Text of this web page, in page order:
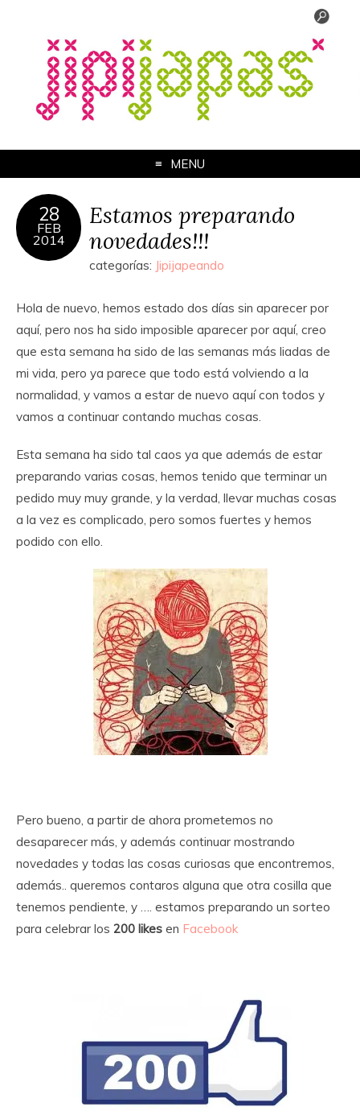
MENU
28
FEB
2014
Estamos preparando
novedades!!!
categorías: Jipijapeando
Hola de nuevo, hemos estado dos días sin aparecer por
aquí, pero nos ha sido imposible aparecer por aquí, creo
que esta semana ha sido de las semanas más liadas de
mi vida, pero ya parece que todo está volviendo a la
normalidad, y vamos a estar de nuevo aquí con todos y
vamos a continuar contando muchas cosas.
Esta semana ha sido tal caos ya que además de estar
preparando varias cosas, hemos tenido que terminar un
pedido muy muy grande, y la verdad, llevar muchas cosas
a la vez es complicado, pero somos fuertes y hemos
podido con ello.
Pero bueno, a partir de ahora prometemos no
desaparecer más, y además continuar mostrando
novedades y todas las cosas curiosas que encontremos,
además.. queremos contaros alguna que otra cosilla que
tenemos pendiente, y …. estamos preparando un sorteo
para celebrar los 200 likes en Facebook